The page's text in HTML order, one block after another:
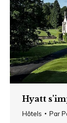
Hyatt
Hôtels Par